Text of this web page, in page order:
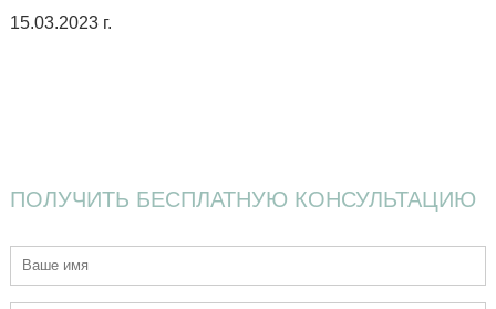
15.03.2023 г.
ПОЛУЧИТЬ БЕСПЛАТНУЮ КОНСУЛЬТАЦИЮ